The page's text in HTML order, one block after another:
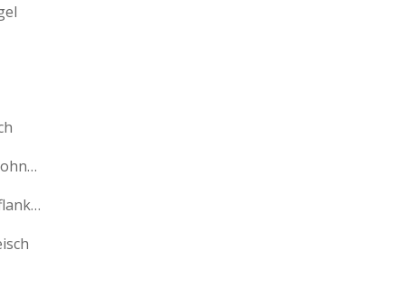
Schweinebauch ohne Knochen
Schweinefleischflanke ohne Knochen